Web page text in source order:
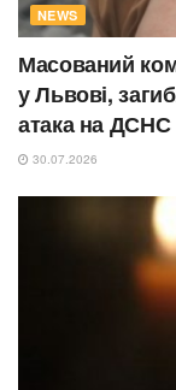
NEWS
Масований
у Львові,
атака на ДСНС
30.07.2026